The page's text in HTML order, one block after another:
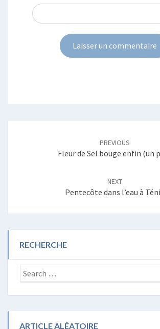
PREVIOUS
Fleur de Sel bouge enfin (un
NEXT
Pentecôte dans l’eau à
RECHERCHE
Search
for:
ARTICLE ALÉATOIRE